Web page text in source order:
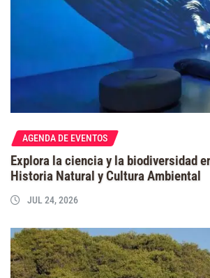
AGENDA DE EVENTOS
Explora la ciencia y la biodiversidad
Historia Natural y Cultura Ambiental
JUL 24, 2026